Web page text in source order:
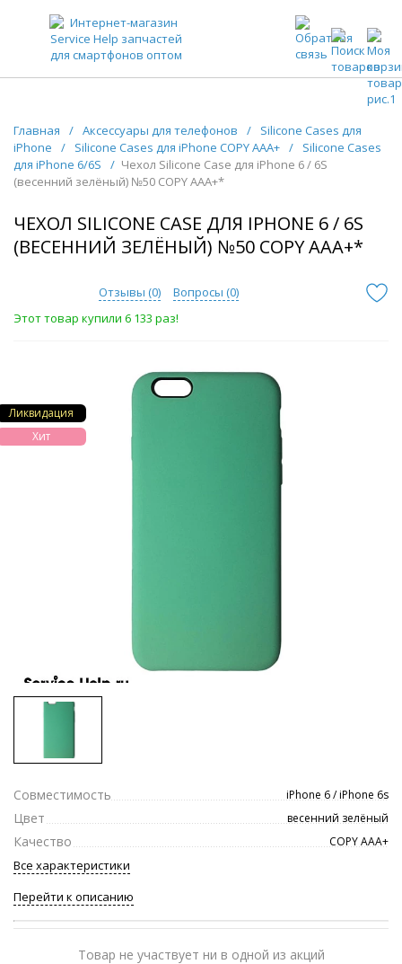
ЗАПЧАСТИ ДЛЯ ТЕЛЕФОНОВ ОПТОМ
Главная / Аксессуары для телефонов /
Silicone Cases для
iPhone
/ Silicone Cases для iPhone COPY AAA+ /
Silicone Cases
для iPhone 6/6S
/ Чехол Silicone Case для iPhone 6 / 6S
(весенний зелёный) №50 COPY AAA+*
ЧЕХОЛ SILICONE CASE ДЛЯ IPHONE 6 / 6S
(ВЕСЕННИЙ ЗЕЛЁНЫЙ) №50 COPY AAA+*
Отзывы (0) Вопросы (0)
Этот товар купили 6 133 раз!
Ликвидация
Хит
Совместимость iPhone 6 / iPhone 6s
Цвет весенний зелёный
Качество COPY ААА+
Все характеристики
Перейти к описанию
Товар не участвует ни в одной из акций